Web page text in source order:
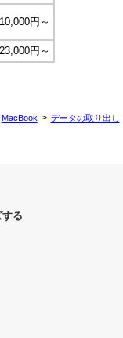
10,000円～
23,000円～
MacBook データの取り出し
を押しても反応がない
モードから復旧できない
る
中の動作が遅い
コンから異音がする
してパソコンが動かない